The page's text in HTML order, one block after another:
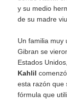
y su medio
de su madre
Un familia muy
Gibran se
Estados
Kahlil
esta razón que
fórmula que